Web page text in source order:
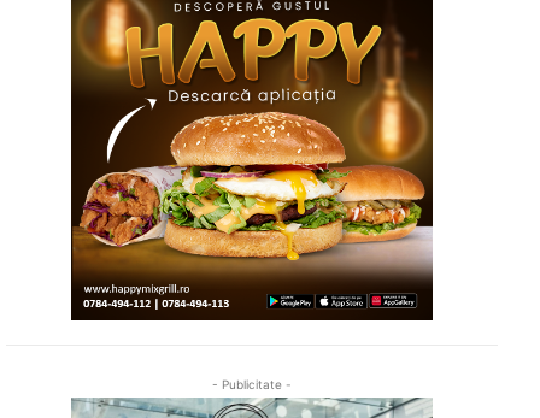
- Publicitate -